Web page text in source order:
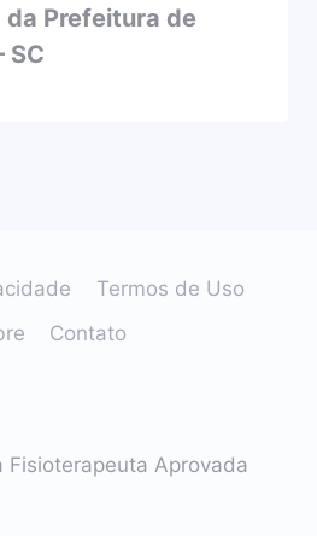
Prefeitura de
SC
Termos de Uso
Contato
Aprovada